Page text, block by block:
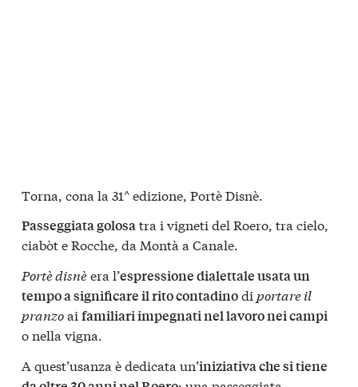
Torna, cona la 31^ edizione, Portè Disnè.
Passeggiata golosatra i vigneti del Roero, tra cielo,
ciabòt e Rocche, da Montà a Canale.
Portè disnèera l’espressione dialettale usata un
tempo a significare il rito contadinodi portare il
pranzoai familiari impegnati nel lavoro nei campi
o nella vigna.
A quest’usanza è dedicata un’iniziativa che si tiene